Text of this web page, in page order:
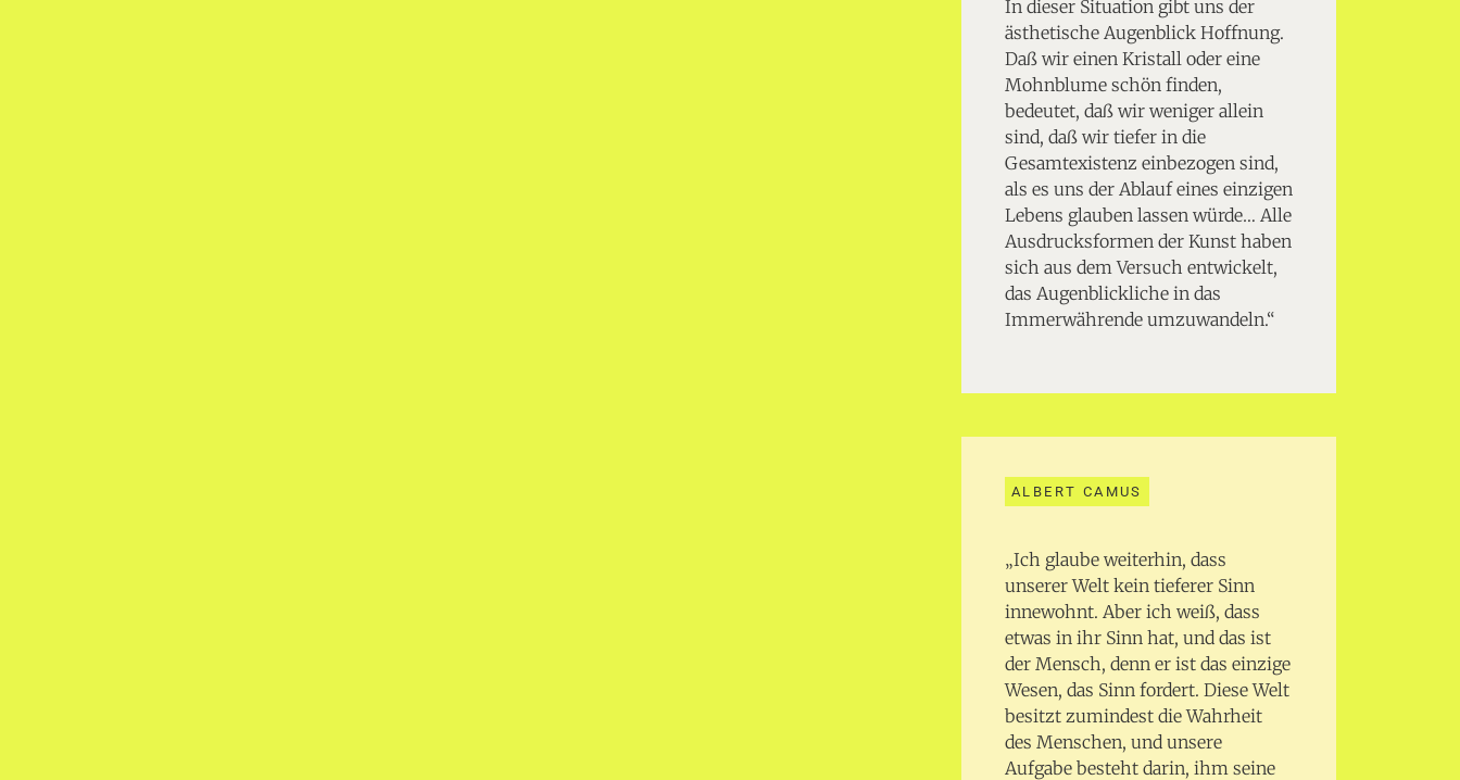
In dieser Situation gibt uns der
ästhetische Augenblick Hoffnung.
Daß wir einen Kristall oder eine
Mohnblume schön finden,
bedeutet, daß wir weniger allein
sind, daß wir tiefer in die
Gesamtexistenz einbezogen sind,
als es uns der Ablauf eines einzigen
Lebens glauben lassen würde… Alle
Ausdrucksformen der Kunst haben
sich aus dem Versuch entwickelt,
das Augenblickliche in das
Immerwährende umzuwandeln.“
ALBERT CAMUS
„Ich glaube weiterhin, dass
unserer Welt kein tieferer Sinn
innewohnt. Aber ich weiß, dass
etwas in ihr Sinn hat, und das ist
der Mensch, denn er ist das einzige
Wesen, das Sinn fordert. Diese Welt
besitzt zumindest die Wahrheit
des Menschen, und unsere
Aufgabe besteht darin, ihm seine